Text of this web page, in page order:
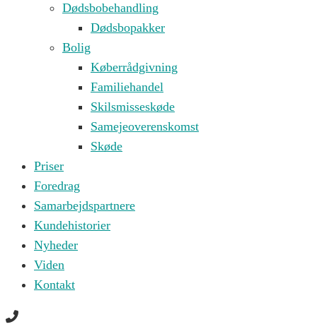
Dødsbobehandling
Dødsbopakker
Bolig
Køberrådgivning
Familiehandel
Skilsmisseskøde
Samejeoverenskomst
Skøde
Priser
Foredrag
Samarbejdspartnere
Kundehistorier
Nyheder
Viden
Kontakt